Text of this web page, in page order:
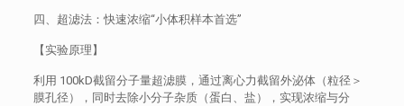
四、超滤法：快速浓缩“小体积样本首选”
【实验原理】
利用 100kD截留分子量超滤膜，通过离心力截留外泌体（粒径＞
膜孔径），同时去除小分子杂质（蛋白、盐），实现浓缩与分